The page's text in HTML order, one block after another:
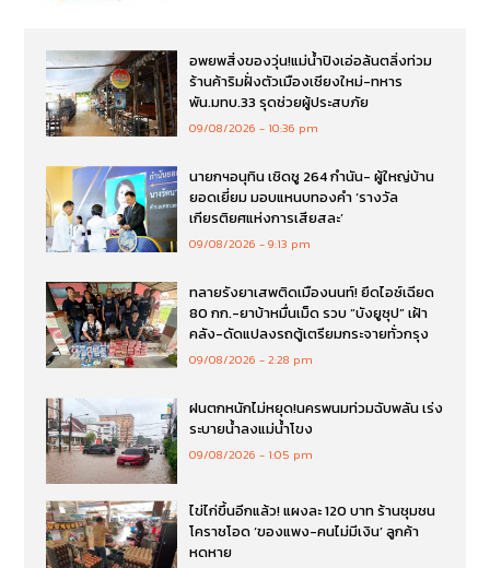
อพยพสิ่งของวุ่น!แม่น้ำปิงเอ่อล้นตลิ่งท่วม
ร้านค้าริมฝั่งตัวเมืองเชียงใหม่-ทหาร
พัน.มทบ.33 รุดช่วยผู้ประสบภัย
09/08/2026 10:36 pm
นายกฯอนุทิน เชิดชู 264 กำนัน- ผู้ใหญ่บ้าน
ยอดเยี่ยม มอบแหนบทองคำ ‘รางวัล
เกียรติยศแห่งการเสียสละ’
09/08/2026 9:13 pm
ทลายรังยาเสพติดเมืองนนท์! ยึดไอซ์เฉียด
80 กก.-ยาบ้าหมื่นเม็ด รวบ “บังยูซุป” เฝ้า
คลัง-ดัดแปลงรถตู้เตรียมกระจายทั่วกรุง
09/08/2026 2:28 pm
ฝนตกหนักไม่หยุด!นครพนมท่วมฉับพลัน เร่ง
ระบายน้ำลงแม่น้ำโขง
09/08/2026 1:05 pm
ไข่ไก่ขึ้นอีกแล้ว! แผงละ 120 บาท ร้านชุมชน
โคราชโอด ‘ของแพง-คนไม่มีเงิน’ ลูกค้า
หดหาย